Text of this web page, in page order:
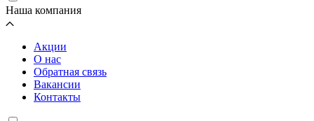
Наша компания
Акции
О нас
Обратная связь
Вакансии
Контакты